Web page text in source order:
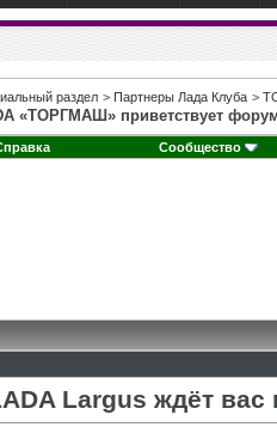
раздел > Партнеры Лада Клуба >
«ТОРГМАШ» приветствует
Сообщество
Largus ждёт